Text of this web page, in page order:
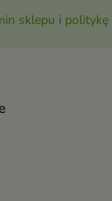
sklepu i